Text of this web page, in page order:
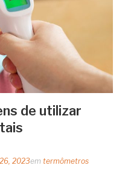
de utilizar
2023em termômetros